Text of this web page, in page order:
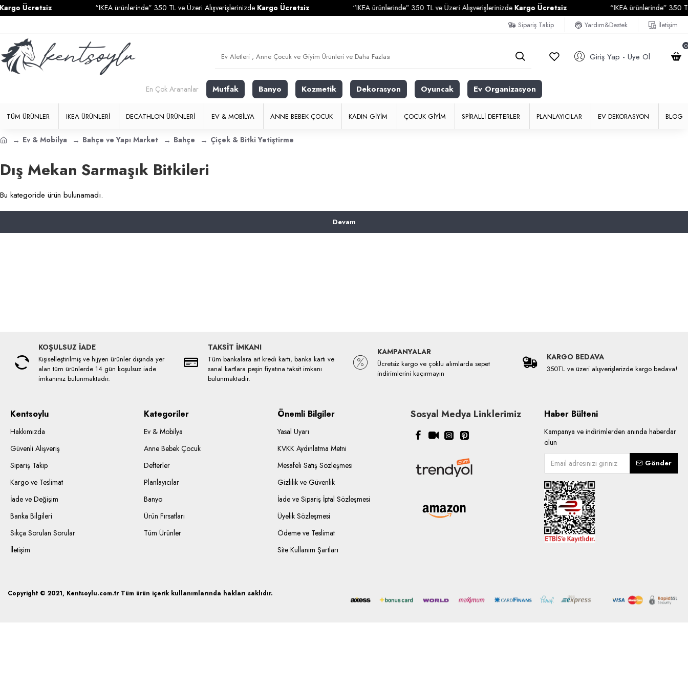
Ücretsiz “IKEA ürünlerinde” 350 TL ve Üzeri AlışverişlerinizdeKargo Ücretsiz “IKEA ürünlerinde” 350 TL ve Üzeri AlışverişlerinizdeKargo Ücretsiz “IKEA ürünlerinde” 350 TL
Sipariş Takip Yardım&Destek İletişim
Giriş Yap - Üye Ol
0
En Çok Arananlar Mutfak Banyo Kozmetik Dekorasyon Oyuncak Ev Organizasyon
TÜM ÜRÜNLER IKEA ÜRÜNLERI DECATHLON ÜRÜNLERI EV & MOBILYA ANNE BEBEK ÇOCUK KADIN GIYIM ÇOCUK GIYIM SPIRALLI DEFTERLER PLANLAYICILAR EV DEKORASYON BLOG
Ev & Mobilya Bahçe ve Yapı Market Bahçe Çiçek & Bitki Yetiştirme
Dış Mekan Sarmaşık Bitkileri
Bu kategoride ürün bulunamadı.
Devam
KOŞULSUZ İADE
Kişiselleştirilmiş ve hijyen ürünler dışında yer
alan tüm ürünlerde 14 gün koşulsuz iade
imkanınız bulunmaktadır.
TAKSİT İMKANI
Tüm bankalara ait kredi kartı, banka kartı ve
sanal kartlara peşin fiyatına taksit imkanı
bulunmaktadır.
KAMPANYALAR
Ücretsiz kargo ve çoklu alımlarda sepet
indirimlerini kaçırmayın
KARGO BEDAVA
350TL ve üzeri alışverişlerizde kargo bedava!
Kentsoylu
Hakkımızda
Güvenli Alışveriş
Sipariş Takip
Kargo ve Teslimat
İade ve Değişim
Banka Bilgileri
Sıkça Sorulan Sorular
İletişim
Kategoriler
Ev & Mobilya
Anne Bebek Çocuk
Defterler
Planlayıcılar
Banyo
Ürün Fırsatları
Tüm Ürünler
Önemli Bilgiler
Yasal Uyarı
KVKK Aydınlatma Metni
Mesafeli Satış Sözleşmesi
Gizlilik ve Güvenlik
İade ve Sipariş İptal Sözleşmesi
Üyelik Sözleşmesi
Ödeme ve Teslimat
Site Kullanım Şartları
Sosyal Medya Linklerimiz Haber Bülteni
Kampanya ve indirimlerden anında haberdar
olun
Gönder
Copyright © 2021, Kentsoylu.com.tr Tüm ürün içerik kullanımlarında hakları saklıdır.